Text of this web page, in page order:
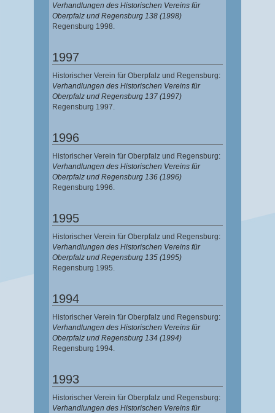
Verhandlungen des Historischen Vereins für
Oberpfalz und Regensburg 138 (1998)
Regensburg 1998.
1997
Historischer Verein für Oberpfalz und Regensburg:
Verhandlungen des Historischen Vereins für
Oberpfalz und Regensburg 137 (1997)
Regensburg 1997.
1996
Historischer Verein für Oberpfalz und Regensburg:
Verhandlungen des Historischen Vereins für
Oberpfalz und Regensburg 136 (1996)
Regensburg 1996.
1995
Historischer Verein für Oberpfalz und Regensburg:
Verhandlungen des Historischen Vereins für
Oberpfalz und Regensburg 135 (1995)
Regensburg 1995.
1994
Historischer Verein für Oberpfalz und Regensburg:
Verhandlungen des Historischen Vereins für
Oberpfalz und Regensburg 134 (1994)
Regensburg 1994.
1993
Historischer Verein für Oberpfalz und Regensburg:
Verhandlungen des Historischen Vereins für